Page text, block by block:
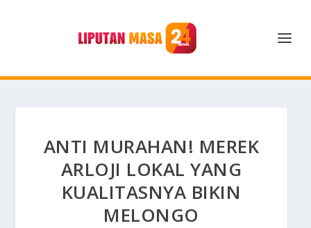
ANTI MURAHAN! MEREK
ARLOJI LOKAL YANG
KUALITASNYA BIKIN
MELONGO